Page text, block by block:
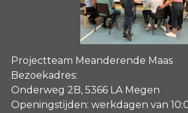
Projectteam Meanderende Maas
Bezoekadres:
Onderweg 2B, 5366 LA Megen
Openingstijden: werkdagen van